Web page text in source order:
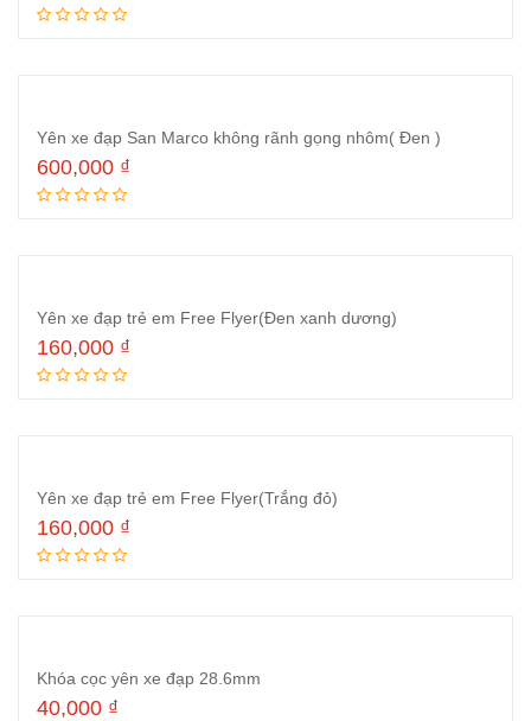
Yên xe đạp San Marco không rãnh gọng nhôm( Đen )
600,000 ₫
Yên xe đạp trẻ em Free Flyer(Đen xanh dương)
160,000 ₫
Yên xe đạp trẻ em Free Flyer(Trắng đỏ)
160,000 ₫
Khóa cọc yên xe đạp 28.6mm
40,000 ₫